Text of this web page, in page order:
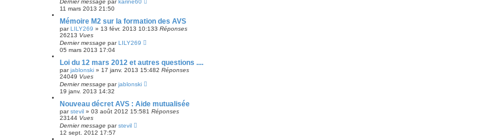
11 mars 2013 21:50
Mémoire M2 sur la formation des AVS
parLILY269 » 13 févr. 2013 10:133 Réponses
26213 Vues
Dernier message parLILY269
05 mars 2013 17:04
Loi du 12 mars 2012 et autres questions ....
parjablonski » 17 janv. 2013 15:482 Réponses
24049 Vues
Dernier message parjablonski
19 janv. 2013 14:32
Nouveau décret AVS : Aide mutualisée
parstevil » 03 août 2012 15:581 Réponses
23144 Vues
Dernier message parstevil
12 sept. 2012 17:57